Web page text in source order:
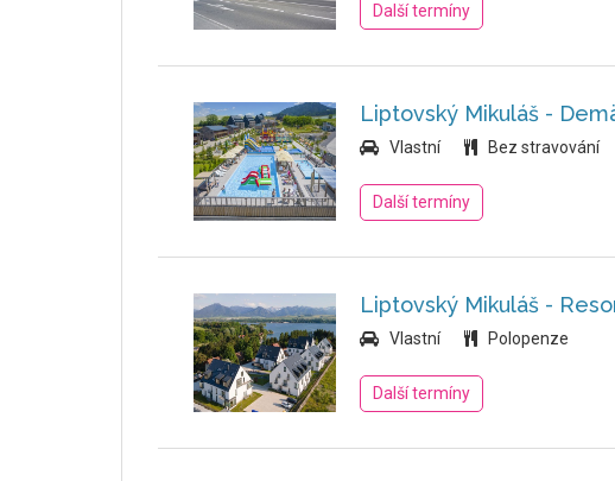
Další termíny
Liptovský Mikuláš -
Vlastní Bez stravování
Další termíny
Liptovský Mikuláš -
Vlastní Polopenze
Další termíny